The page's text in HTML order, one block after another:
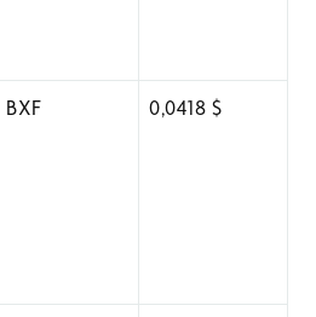
BXF 0,0418 $